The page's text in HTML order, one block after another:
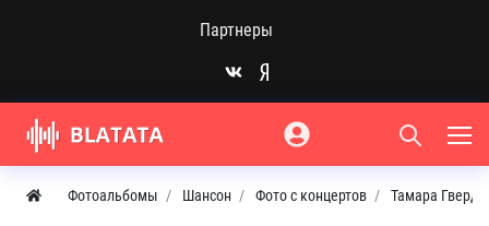
Партнеры
Фотоальбомы Шансон Фото с концертов Тамара